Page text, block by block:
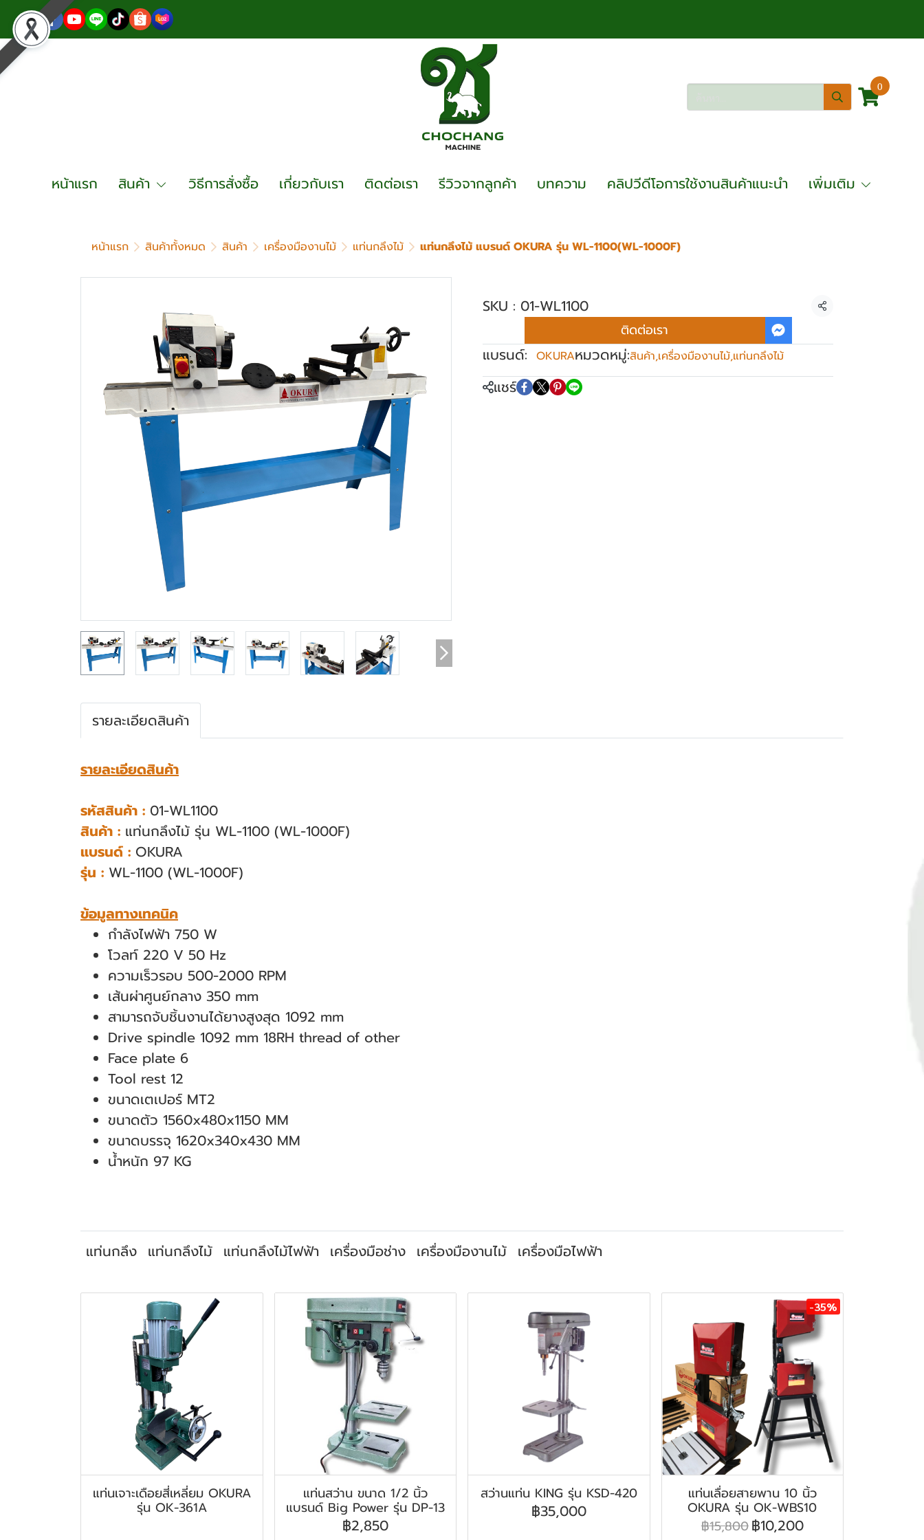
0
หน้าแรก สินค้า วิธีการสั่งซื้อ เกี่ยวกับเรา ติดต่อเรา รีวิวจากลูกค้า บทความ คลิปวีดีโอการใช้งานสินค้าแนะนำ เพิ่มเติม
หน้าแรก สินค้าทั้งหมด สินค้า เครื่องมืองานไม้ แท่นกลึงไม้ แท่นกลึงไม้ แบรนด์ OKURA รุ่น WL-1100(WL-1000F)
SKU : 01-WL1100
แชร์
ติดต่อเรา
แบรนด์: OKURAหมวดหมู่:สินค้า,เครื่องมืองานไม้,แท่นกลึงไม้
แชร์
รายละเอียดสินค้า
รายละเอียดสินค้า
รหัสสินค้า : 01-WL1100
สินค้า : แท่นกลึงไม้ รุ่น WL-1100 (WL-1000F)
แบรนด์ : OKURA
รุ่น : WL-1100 (WL-1000F)
ข้อมูลทางเทคนิค
กําลังไฟฟ้า 750 W
โวลท์ 220 V 50 Hz
ความเร็วรอบ 500-2000 RPM
เส้นผ่าศูนย์กลาง 350 mm
สามารถจับชิ้นงานได้ยางสูงสุด 1092 mm
Drive spindle 1092 mm 18RH thread of other
Face plate 6
Tool rest 12
ขนาดเตเปอร์ MT2
ขนาดตัว 1560x480x1150 MM
ขนาดบรรจุ 1620x340x430 MM
น้ำหนัก 97 KG
แท่นกลึง แท่นกลึงไม้ แท่นกลึงไม้ไฟฟ้า เครื่องมือช่าง เครื่องมืองานไม้ เครื่องมือไฟฟ้า
แท่นเจาะเดือยสี่เหลี่ยม OKURA
รุ่น OK-361A
แท่นสว่าน ขนาด 1/2 นิ้ว
แบรนด์ Big Power รุ่น DP-13
฿2,850
สว่านแท่น KING รุ่น KSD-420
฿35,000
-35%
แท่นเลื่อยสายพาน 10 นิ้ว
OKURA รุ่น OK-WBS10
฿15,800฿10,200